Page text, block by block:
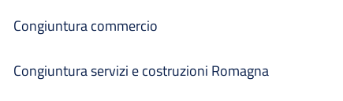
Congiuntura commercio
Congiuntura servizi e costruzioni Romagna